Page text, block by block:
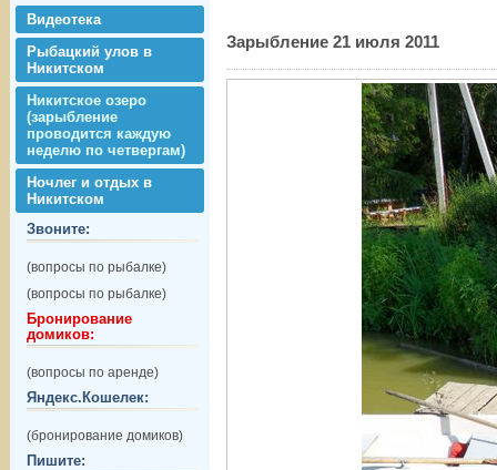
Видеотека
Рыбацкий улов в
Никитском
Никитское озеро
(зарыбление
проводится каждую
неделю по четвергам)
Ночлег и отдых в
Никитском
Звоните:
(вопросы по рыбалке)
(вопросы по рыбалке)
Бронирование
домиков:
(вопросы по аренде)
Яндекс.Кошелек:
(бронирование домиков)
Пишите:
Зарыбление 21 июля 2011